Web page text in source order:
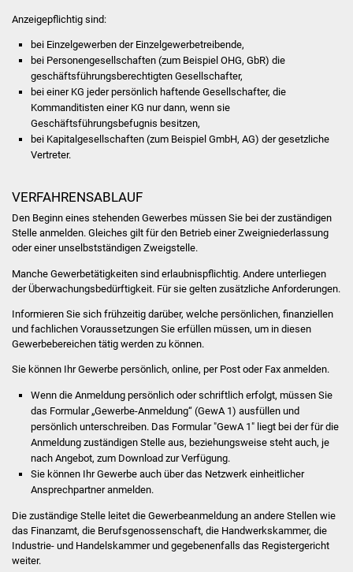
Kindergärten
Kolping-Musikschule
Volkshochschule
Lokale Agenda
Jugendhaus
Fachteam Jugend
Kinder- und
Familienzentrum
Stadtwerke
Suenergie
NETZMonitor
Gesundheit und Notfall
Ärzte und Apotheken
Anzeigepflichtig sind:
bei Einzelgewerben der Einzelgewerbetreibende,
bei Personengesellschaften (zum Beispiel OHG, GbR) die
geschäftsführungsberechtigten Gesellschafter,
bei einer KG jeder persönlich haftende Gesellschafter, die
Kommanditisten einer KG nur dann, wenn sie
Geschäftsführungsbefugnis besitzen,
bei Kapitalgesellschaften (zum Beispiel GmbH, AG) der gesetzliche
Vertreter.
VERFAHRENSABLAUF
Den Beginn eines stehenden Gewerbes müssen Sie bei der zuständigen
Stelle anmelden. Gleiches gilt für den Betrieb einer Zweigniederlassung
oder einer unselbstständigen Zweigstelle.
Manche Gewerbetätigkeiten sind erlaubnispflichtig. Andere unterliegen
der Überwachungsbedürftigkeit. Für sie gelten zusätzliche Anforderungen.
Informieren Sie sich frühzeitig darüber, welche persönlichen, finanziellen
und fachlichen Voraussetzungen Sie erfüllen müssen, um in diesen
Gewerbebereichen tätig werden zu können.
Sie können Ihr Gewerbe persönlich, online, per Post oder Fax anmelden.
Wenn die Anmeldung persönlich oder schriftlich erfolgt, müssen Sie
das Formular „Gewerbe-Anmeldung“ (GewA 1) ausfüllen und
persönlich unterschreiben. Das Formular "GewA 1" liegt bei der für die
Anmeldung zuständigen Stelle aus, beziehungsweise steht auch, je
nach Angebot, zum Download zur Verfügung.
Sie können Ihr Gewerbe auch über das Netzwerk einheitlicher
Ansprechpartner anmelden.
Die zuständige Stelle leitet die Gewerbeanmeldung an andere Stellen wie
das Finanzamt, die Berufsgenossenschaft, die Handwerkskammer, die
Industrie- und Handelskammer und gegebenenfalls das Registergericht
weiter.